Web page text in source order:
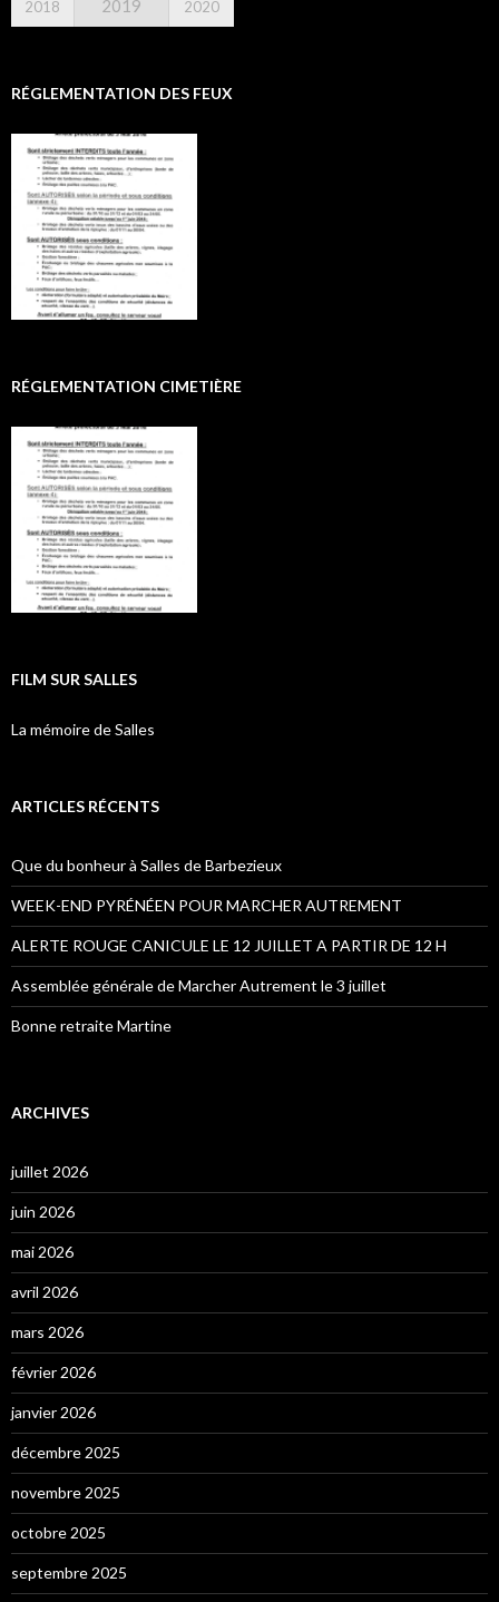
2018 2019 2020
RÉGLEMENTATION DES FEUX
RÉGLEMENTATION CIMETIÈRE
FILM SUR SALLES
La mémoire de Salles
ARTICLES RÉCENTS
Que du bonheur à Salles de Barbezieux
WEEK-END PYRÉNÉEN POUR MARCHER AUTREMENT
ALERTE ROUGE CANICULE LE 12 JUILLET A PARTIR DE 12 H
Assemblée générale de Marcher Autrement le 3 juillet
Bonne retraite Martine
ARCHIVES
juillet 2026
juin 2026
mai 2026
avril 2026
mars 2026
février 2026
janvier 2026
décembre 2025
novembre 2025
octobre 2025
septembre 2025